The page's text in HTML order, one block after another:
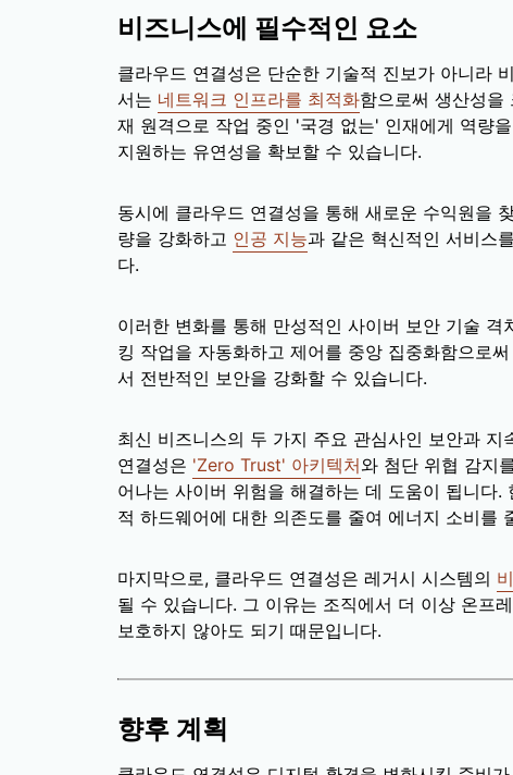
비즈니스에 필수적인 요소
클라우드 연결성은 단순한 기술적 진보가 아니라
서는 네트워크 인프라를 최적화함으로써 생산성을
재 원격으로 작업 중인 '국경 없는' 인재에게 역량
지원하는 유연성을 확보할 수 있습니다.
동시에 클라우드 연결성을 통해 새로운 수익원을
량을 강화하고 인공 지능과 같은 혁신적인 서비스
다.
이러한 변화를 통해 만성적인 사이버 보안 기술 격
킹 작업을 자동화하고 제어를 중앙 집중화함으로
서 전반적인 보안을 강화할 수 있습니다.
최신 비즈니스의 두 가지 주요 관심사인 보안과
연결성은 'Zero Trust' 아키텍처와 첨단 위협 감지
어나는 사이버 위험을 해결하는 데 도움이 됩니다.
적 하드웨어에 대한 의존도를 줄여 에너지 소비를
마지막으로, 클라우드 연결성은 레거시 시스템의
될 수 있습니다. 그 이유는 조직에서 더 이상 온프
보호하지 않아도 되기 때문입니다.
향후 계획